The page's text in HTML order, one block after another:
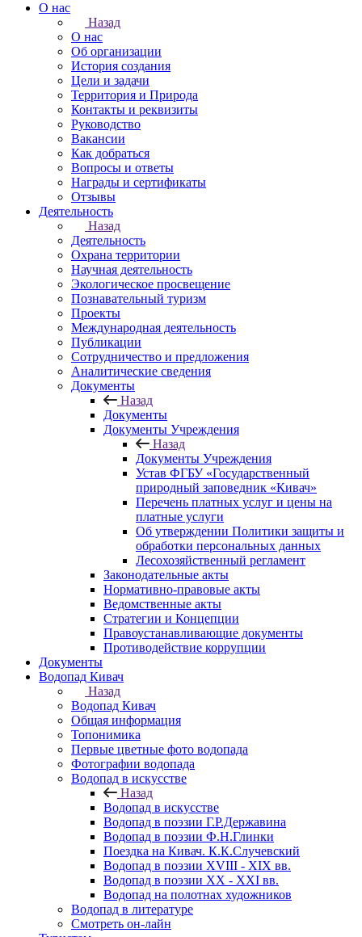
О нас
Назад
О нас
Об организации
История создания
Цели и задачи
Территория и Природа
Контакты и реквизиты
Руководство
Вакансии
Как добраться
Вопросы и ответы
Награды и сертификаты
Отзывы
Деятельность
Назад
Деятельность
Охрана территории
Научная деятельность
Экологическое просвещение
Познавательный туризм
Проекты
Международная деятельность
Публикации
Сотрудничество и предложения
Аналитические сведения
Документы
Назад
Документы
Документы Учреждения
Назад
Документы Учреждения
Устав ФГБУ «Государственный
природный заповедник «Кивач»
Перечень платных услуг и цены на
платные услуги
Об утверждении Политики защиты и
обработки персональных данных
Лесохозяйственный регламент
Законодательные акты
Нормативно-правовые акты
Ведомственные акты
Стратегии и Концепции
Правоустанавливающие документы
Противодействие коррупции
Документы
Водопад Кивач
Назад
Водопад Кивач
Общая информация
Топонимика
Первые цветные фото водопада
Фотографии водопада
Водопад в искусстве
Назад
Водопад в искусстве
Водопад в поэзии Г.Р.Державина
Водопад в поэзии Ф.Н.Глинки
Поездка на Кивач. К.К.Случевский
Водопад в поэзии XVIII - XIX вв.
Водопад в поэзии XX - XXI вв.
Водопад на полотнах художников
Водопад в литературе
Смотреть он-лайн